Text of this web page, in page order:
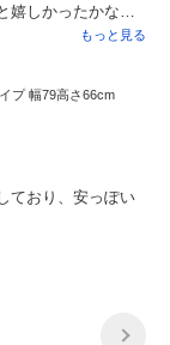
しかったかなと
もっと見る
プ 幅79高さ66cm
ており、安っぽい